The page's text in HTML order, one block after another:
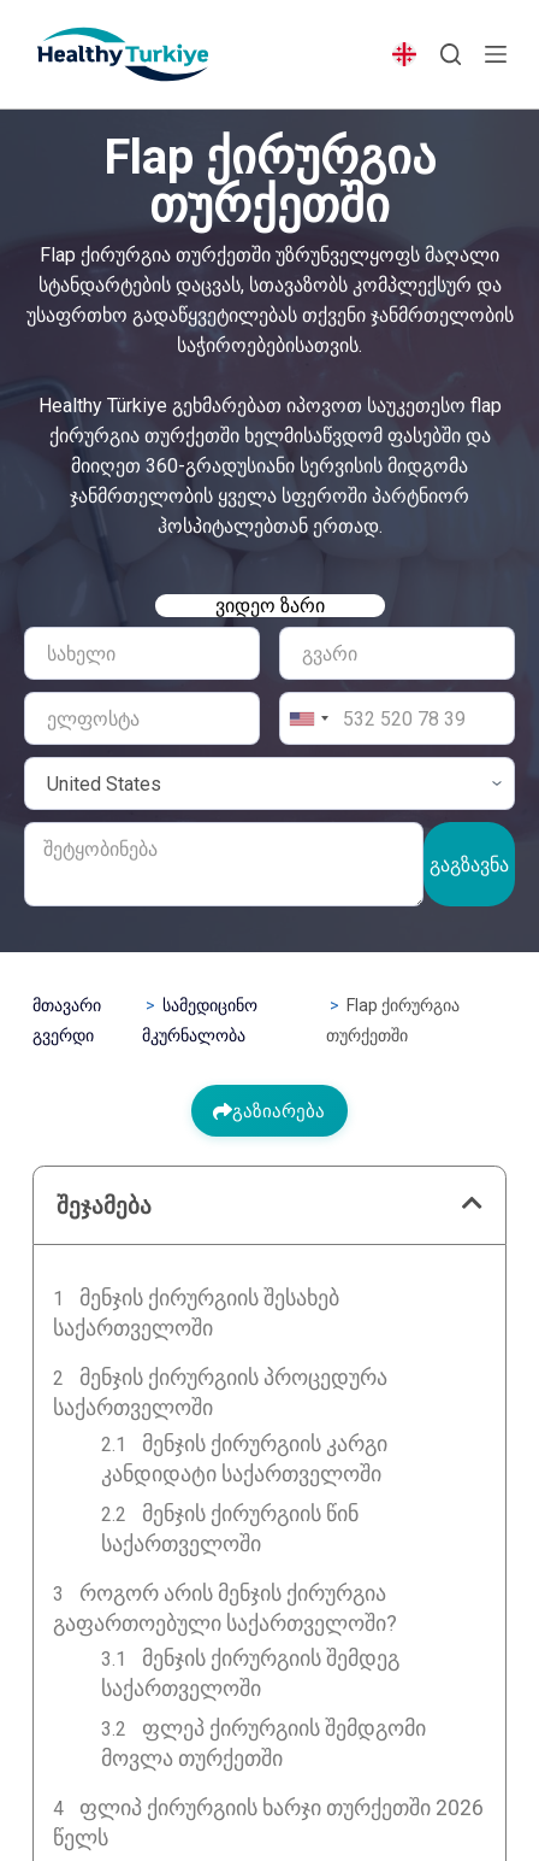
p
e
Flap ქირურგია
თურქეთში
Flap ქირურგია თურქეთში უზრუნველყოფს მაღალი
სტანდარტების დაცვას, სთავაზობს კომპლექსურ და
უსაფრთხო გადაწყვეტილებას თქვენი ჯანმრთელობის
საჭიროებებისათვის.
Healthy Türkiye გეხმარებათ იპოვოთ საუკეთესო flap
ქირურგია თურქეთში ხელმისაწვდომ ფასებში და
მიიღეთ 360-გრადუსიანი სერვისის მიდგომა
ჯანმრთელობის ყველა სფეროში პარტნიორ
ჰოსპიტალებთან ერთად.
ᲕᲘᲓᲔᲝ ᲖᲐᲠᲘ
ᲒᲐᲒᲖᲐᲕᲜᲐ
მთავარი
გვერდი
სამედიცინო
მკურნალობა
Flap ქირურგია
თურქეთში
გაზიარება
შეჯამება
ᲛᲔᲜᲯᲘᲡ ᲥᲘᲠᲣᲠᲒᲘᲘᲡ ᲨᲔᲡᲐᲮᲔᲑ
ᲡᲐᲥᲐᲠᲗᲕᲔᲚᲝᲨᲘ
ᲛᲔᲜᲯᲘᲡ ᲥᲘᲠᲣᲠᲒᲘᲘᲡ ᲞᲠᲝᲪᲔᲓᲣᲠᲐ
ᲡᲐᲥᲐᲠᲗᲕᲔᲚᲝᲨᲘ
მენჯის ქირურგიის კარგი
კანდიდატი საქართველოში
მენჯის ქირურგიის წინ
საქართველოში
ᲠᲝᲒᲝᲠ ᲐᲠᲘᲡ ᲛᲔᲜᲯᲘᲡ ᲥᲘᲠᲣᲠᲒᲘᲐ
ᲒᲐᲤᲐᲠᲗᲝᲔᲑᲣᲚᲘ ᲡᲐᲥᲐᲠᲗᲕᲔᲚᲝᲨᲘ?
მენჯის ქირურგიის შემდეგ
საქართველოში
ფლეპ ქირურგიის შემდგომი
მოვლა თურქეთში
ᲤᲚᲘᲞ ᲥᲘᲠᲣᲠᲒᲘᲘᲡ ᲮᲐᲠᲯᲘ ᲗᲣᲠᲥᲔᲗᲨᲘ 2026
ᲬᲔᲚᲡ